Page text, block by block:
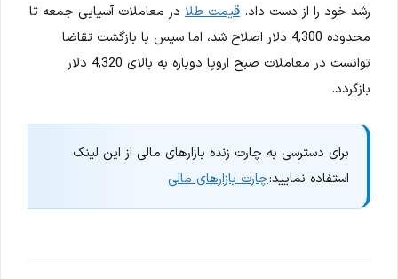
رشد خود را از دست داد. قیمت طلا در معاملات آسیایی جمعه تا
محدوده 4,300 دلار اصلاح شد، اما سپس با بازگشت تقاضا
توانست در معاملات صبح اروپا دوباره به بالای 4,320 دلار
بازگردد.
برای دسترسی به چارت زنده بازارهای مالی از این لینک
استفاده نمایید:چارت بازارهای مالی